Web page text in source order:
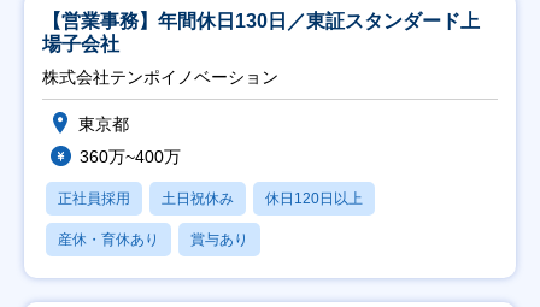
【営業事務】年間休日130日／東証スタンダード上
場子会社
株式会社テンポイノベーション
東京都
360万~400万
正社員採用 土日祝休み 休日120日以上
産休・育休あり 賞与あり